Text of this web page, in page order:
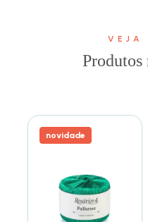
VEJA
Produtos
novidade